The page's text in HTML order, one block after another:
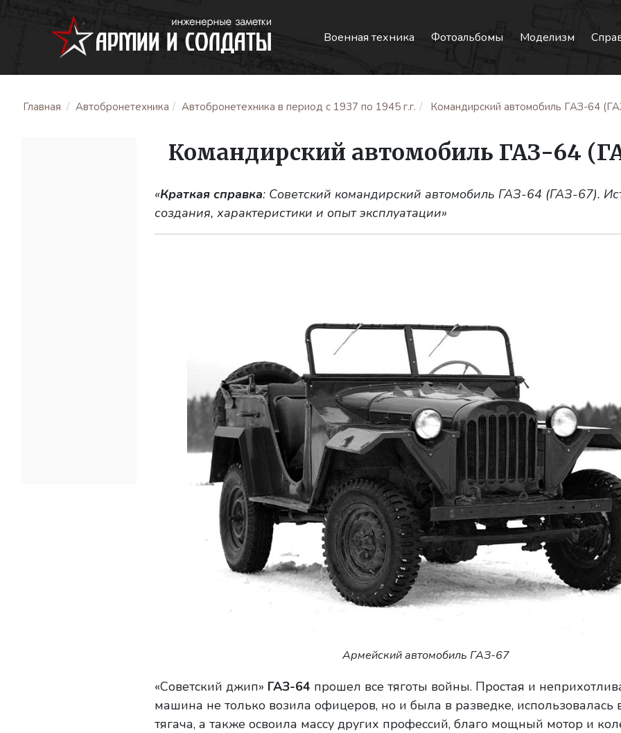
Военная техника Фотоальбомы Моделизм
Главная Автобронетехника Автобронетехника в период с 1937 по 1945 г.г. Командирский автомобиль ГАЗ-64
Командирский автомобиль ГАЗ-64
«Краткая справка: Советский командирский автомобиль ГАЗ-64 (ГАЗ-67).
создания, характеристики и опыт эксплуатации»
Армейский автомобиль ГАЗ-67
«Советский джип» ГАЗ-64 прошел все тяготы войны. Простая и
машина не только возила офицеров, но и была в разведке, использовалась
тягача, а также освоила массу других профессий, благо мощный мотор и